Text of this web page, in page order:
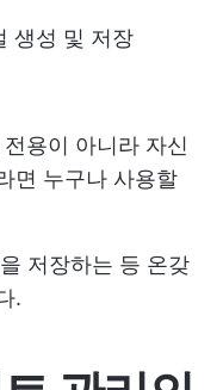
생성 및 저장
용이 아니라 자신
면 누구나 사용할
저장하는 등 온갖
.